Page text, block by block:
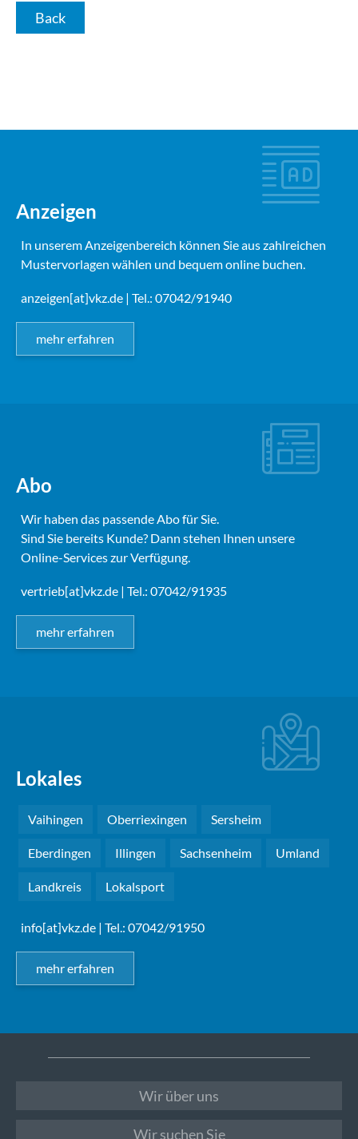
Back
Anzeigen
In unserem Anzeigenbereich können Sie aus zahlreichen
Mustervorlagen wählen und bequem online buchen.
anzeigen[at]vkz.de | Tel.: 07042/91940
mehr erfahren
Abo
Wir haben das passende Abo für Sie.
Sind Sie bereits Kunde? Dann stehen Ihnen unsere
Online-Services zur Verfügung.
vertrieb[at]vkz.de | Tel.: 07042/91935
mehr erfahren
Lokales
Vaihingen Oberriexingen Sersheim
Eberdingen Illingen Sachsenheim Umland
Landkreis Lokalsport
info[at]vkz.de | Tel.: 07042/91950
mehr erfahren
Wir über uns
Wir suchen Sie